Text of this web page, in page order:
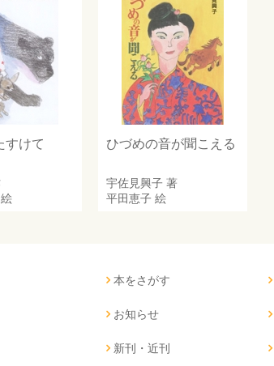
けて
絵
ひづめの音が聞こえる
宇佐見興子 著
平田恵子 絵
本をさがす
お知らせ
新刊・近刊